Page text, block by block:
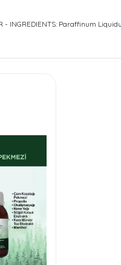
- INGREDIENTS: Paraffinum